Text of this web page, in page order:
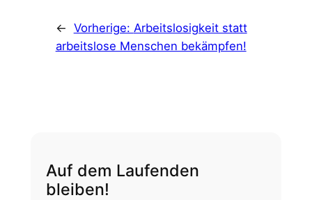
← Vorherige: Arbeitslosigkeit statt
arbeitslose Menschen bekämpfen!
Auf dem Laufenden
bleiben!